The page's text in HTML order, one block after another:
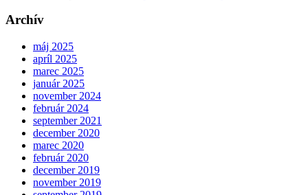
Archív
máj 2025
apríl 2025
marec 2025
január 2025
november 2024
február 2024
september 2021
december 2020
marec 2020
február 2020
december 2019
november 2019